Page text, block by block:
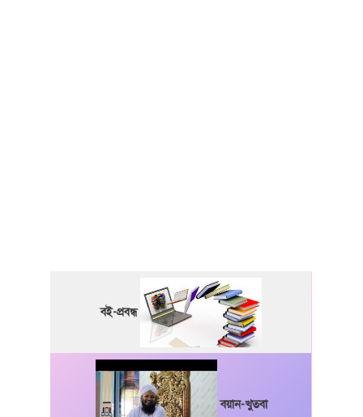
বই-প্রবন্ধ
বয়ান-খুতবা